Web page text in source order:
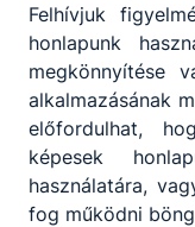
Nyári ügyeleti
Ügyintézés a nyári
2026. júl. 2.
Felhívjuk
honlapunk
megkönnyítése
alkalmazásának
előfordulhat,
képesek
használatára,
fog működni